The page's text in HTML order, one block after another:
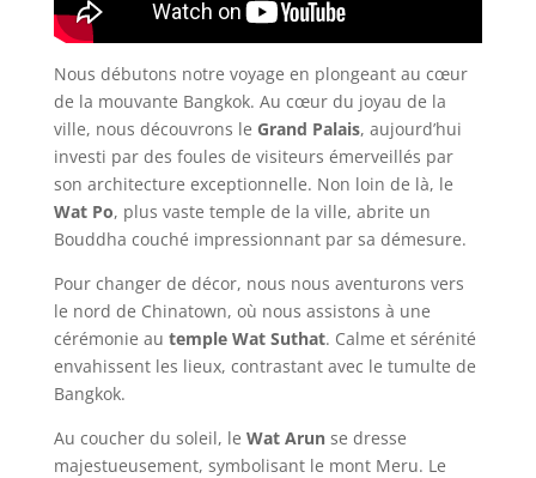
Nous débutons notre voyage en plongeant au cœur
de la mouvante Bangkok. Au cœur du joyau de la
ville, nous découvrons le Grand Palais, aujourd’hui
investi par des foules de visiteurs émerveillés par
son architecture exceptionnelle. Non loin de là, le
Wat Po, plus vaste temple de la ville, abrite un
Bouddha couché impressionnant par sa démesure.
Pour changer de décor, nous nous aventurons vers
le nord de Chinatown, où nous assistons à une
cérémonie au temple Wat Suthat. Calme et sérénité
envahissent les lieux, contrastant avec le tumulte de
Bangkok.
Au coucher du soleil, le Wat Arunse dresse
majestueusement, symbolisant le mont Meru. Le